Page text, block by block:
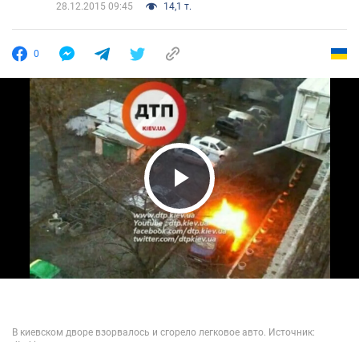
28.12.2015 09:45
14,1 т.
0
Play Video